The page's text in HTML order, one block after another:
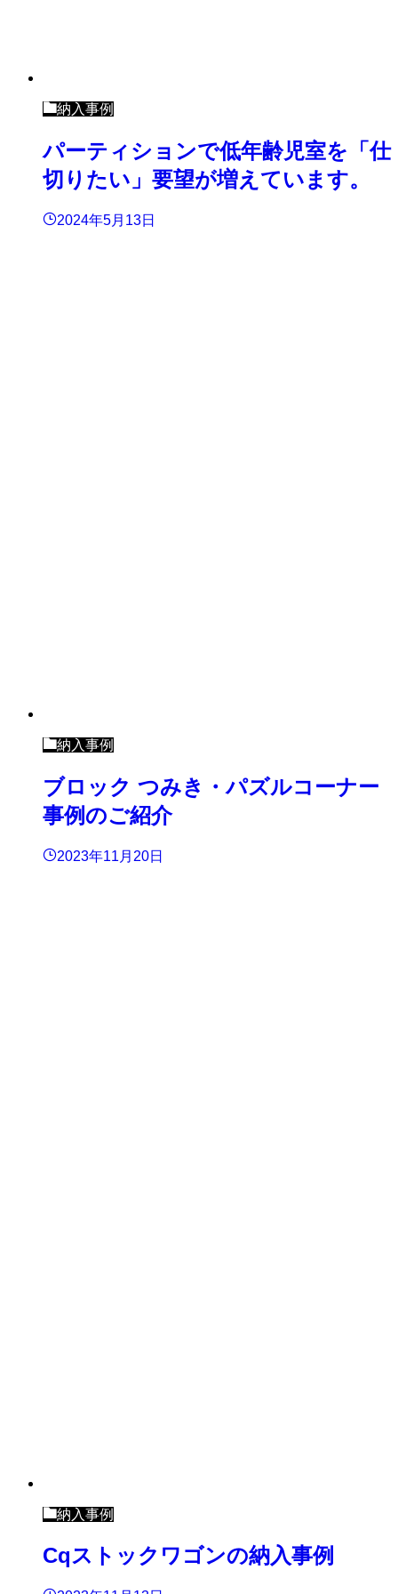
納入事例
パーティションで低年齢児室を「仕
切りたい」要望が増えています。
2024年5月13日
納入事例
ブロック つみき・パズルコーナー
事例のご紹介
2023年11月20日
納入事例
Cqストックワゴンの納入事例